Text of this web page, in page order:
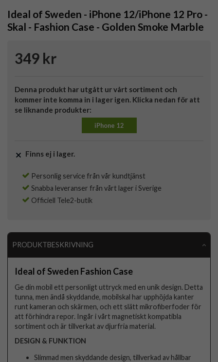
Ideal of Sweden - iPhone 12/iPhone 12 Pro -
Skal - Fashion Case - Golden Smoke Marble
349 kr
Denna produkt har utgått ur vårt sortiment och
kommer inte komma in i lager igen. Klicka nedan för att
se liknande produkter:
iPhone 12
Finns ej i lager.
Personlig service från vår kundtjänst
Snabba leveranser från vårt lager i Sverige
Officiell Tele2-butik
PRODUKTBESKRIVNING
Ideal of Sweden Fashion Case
Ge din mobil ett personligt uttryck med en unik design. Detta
tunna, men ändå skyddande, mobilskal har upphöjda kanter
runt kameran och skärmen, och ett slätt mikrofiberfoder för
att förhindra repor. Ingår i vårt magnetiskt kompatibla
sortiment och är tillverkat av djurfria material.
DESIGN & FUNKTION
Slimmad men skyddande design, tillverkad av hållbar